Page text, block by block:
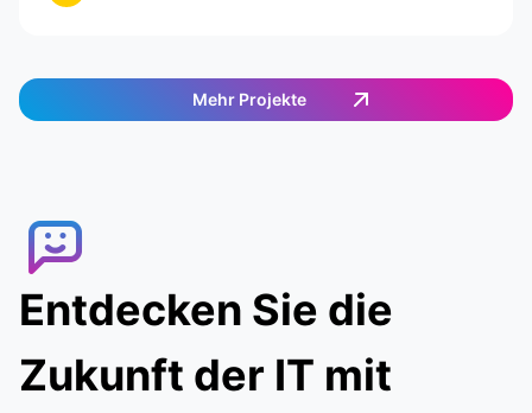
Möglichkeit haben, selbst Lebensmittel
Standortverfolgung und der Erstellung einer
Einkaufsliste. Die App funktioniert in
Artikel auswählen, und dann wird ein Lieferant
mit der Bestellung beauftragt. Kunden können
den Lieferanten in Echtzeit verfolgen, sodass
sie ihre Lebensmittel schnell und bequem
erhalten können.
Mehr Projekte
Entdecken Sie die
Zukunft der IT mit